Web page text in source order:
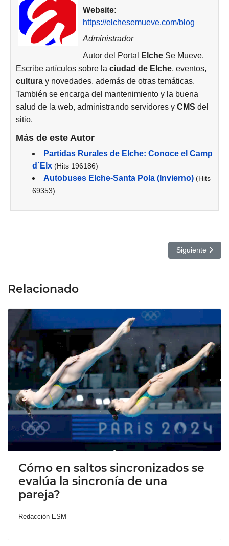
Website:
https://elchesemueve.com/blog
Administrador
Autor del Portal
ElcheSe Mueve.
Escribe artículos sobre la ciudad de Elche, eventos,
cultura y novedades, además de otras temáticas.
También se encarga del mantenimiento y la buena
salud de la web, administrando servidores y CMS del
sitio.
Más de este Autor
Partidas Rurales de Elche: Conoce el Camp
d´Elx (Hits 196186)
Autobuses Elche-Santa Pola (Invierno) (Hits
69353)
Artículo
Siguiente
Relacionado
Cómo en saltos sincronizados se
evalúa la sincronía de una
pareja?
Redacción ESM